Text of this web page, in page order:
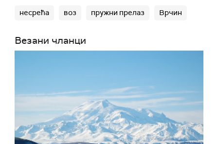
несрећа воз пружни прелаз Врчин
Везани чланци